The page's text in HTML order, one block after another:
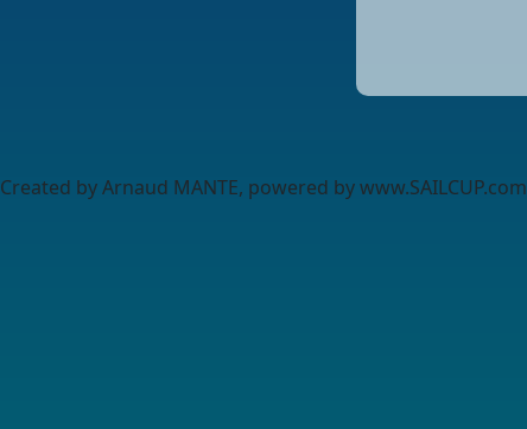
Created by Arnaud MANTE, powered by www.SAILCUP.com